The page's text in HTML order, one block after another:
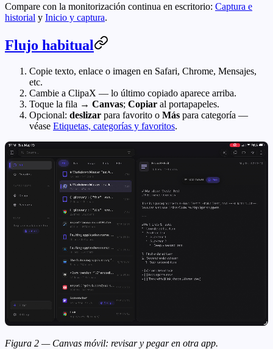
Compare con la monitorización continua en escritorio: Captura e
historial y Inicio y captura.
Flujo habitual
Copie texto, enlace o imagen en Safari, Chrome, Mensajes,
etc.
Cambie a ClipaX — lo último copiado aparece arriba.
Toque la fila → Canvas; Copiar al portapapeles.
Opcional: deslizar para favorito o Más para categoría —
véase Etiquetas, categorías y favoritos.
Figura 2 — Canvas móvil: revisar y pegar en otra app.